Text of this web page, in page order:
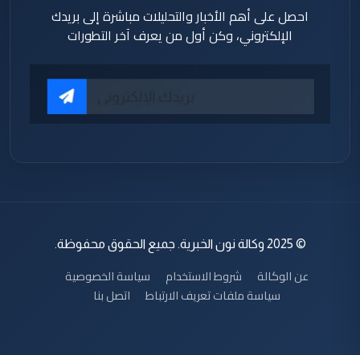
احصل على أهم الأخبار والتحليلات مباشرة إلى بريدك
الإلكتروني، وكن أول من يعرف آخر التطورات
© 2025 وكالة نون الخبرية. جميع الحقوق محفوظة.
عن الوكالة شروط الاستخدام
سياسة الخصوصية
سياسة ملفات تعريف الارتباط
اتصل بنا